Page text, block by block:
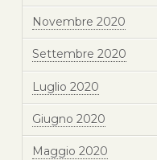
Novembre 2020
Settembre 2020
Luglio 2020
Giugno 2020
Maggio 2020